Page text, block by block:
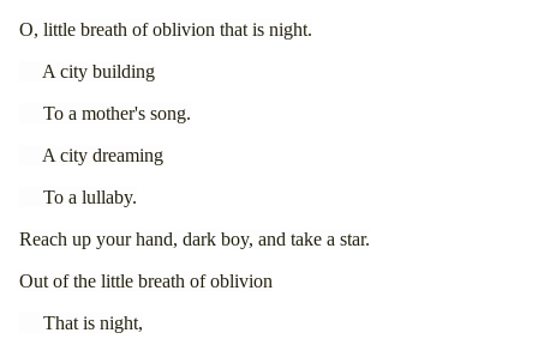
O, little breath of oblivion that is night.
A city building
To a mother's song.
A city dreaming
To a lullaby.
Reach up your hand, dark boy, and take a star.
Out of the little breath of oblivion
That is night,